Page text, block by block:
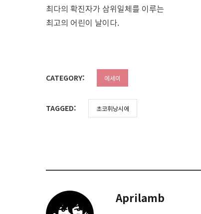
최다의 확진자가 삼위일체를 이루는
최고의 어린이 날이다.
CATEGORY: 에세이
TAGGED: 초코휘낭시에
Aprilamb